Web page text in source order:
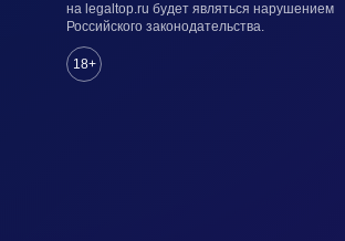
на legaltop.ru будет являться нарушением
Российского законодательства.
18+